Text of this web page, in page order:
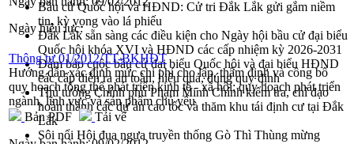
Bầu cử Quốc hội và HĐND: Cử tri Đắk Lắk gửi gắm niềm
tin, kỳ vọng vào lá phiếu
Đắk Lắk sẵn sàng các điều kiện cho Ngày hội bầu cử đại biểu
Quốc hội khóa XVI và HĐND các cấp nhiệm kỳ 2026-2031
Đảm bảo cuộc bầu cử đại biểu Quốc hội và đại biểu HĐND
các cấp diễn ra an toàn, hiệu quả, đúng quy định
Thủ tướng Chính phủ Phạm Minh Chính kiểm tra, chỉ đạo
hoàn thành các dự án cao tốc và thăm khu tái định cư tại Đắk
Lắk
Sôi nổi Hội đua ngựa truyền thống Gò Thì Thùng mừng
Ngày hiệu lực:
Thông tư 01/2012/TT-BKHĐT
Hướng dẫn xác định mức chi phí cho lập, thẩm định và công bố
quy hoạch tổng thể phát triển kinh tế - xã hội; quy hoạch phát triển
ngành, lĩnh vực và sản phẩm chủ yếu
Bản PDF
Tải về